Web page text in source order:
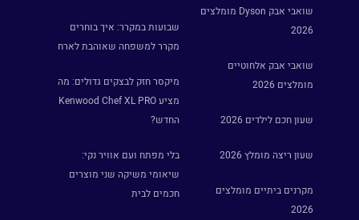
שואבי אבק Dyson מומלצים
2026
שואבי אבק אלחוטיים
מומלצים 2026
שעון חכם לילדים 2026
שעון ריצה מומלץ 2026
מקרנים ביתיים מומלצים
2026
שבועות במקרר: איך בוחרים
מקרר למשפחה שאוהבת לארח
מיקסר חזק לבצקים גדולים: מה
מציע Kenwood Chef XL PRO
החדש?
בלי מפתח ועם אוויר נקי:
שיאומי משיקה שני מוצרים
חכמים לבית